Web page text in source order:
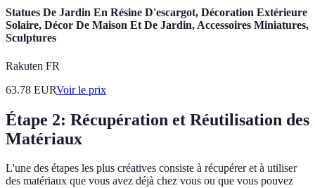
Statues De Jardin En Résine D'escargot, Décoration Extérieure
Solaire, Décor De Maison Et De Jardin, Accessoires Miniatures,
Sculptures
Rakuten FR
63.78 EURVoir le prix
Étape 2: Récupération et Réutilisation des
Matériaux
L'une des étapes les plus créatives consiste à récupérer et à utiliser
des matériaux que vous avez déjà chez vous ou que vous pouvez